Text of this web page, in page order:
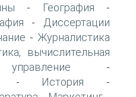
- География -
-
Диссертации
- Журналистика
вычислительная
-
История -